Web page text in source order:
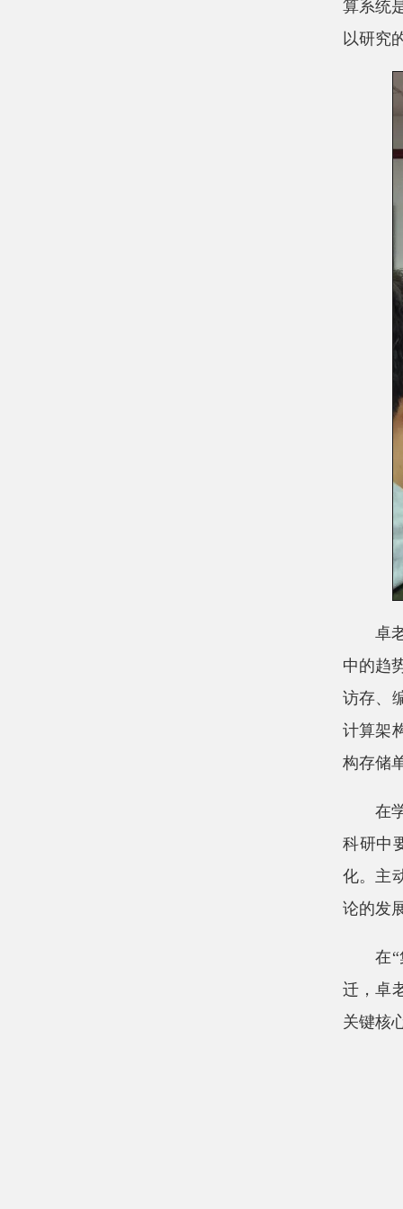
算系统
以研究
卓
中的趋
访存、
计算架
构存储
在
科研中
化。主
论的发
在
迁，卓
关键核